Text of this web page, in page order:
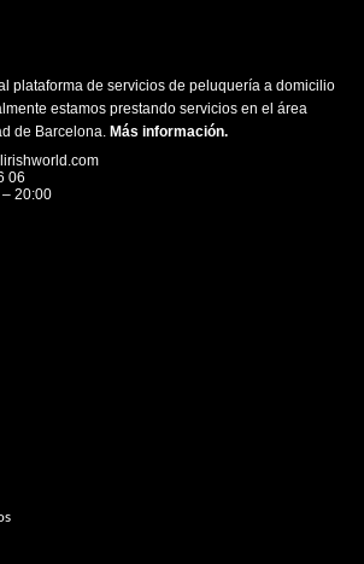
plataforma de servicios de peluquería a domicilio
estamos prestando servicios en el área
de Barcelona. Más información.
06
20:00